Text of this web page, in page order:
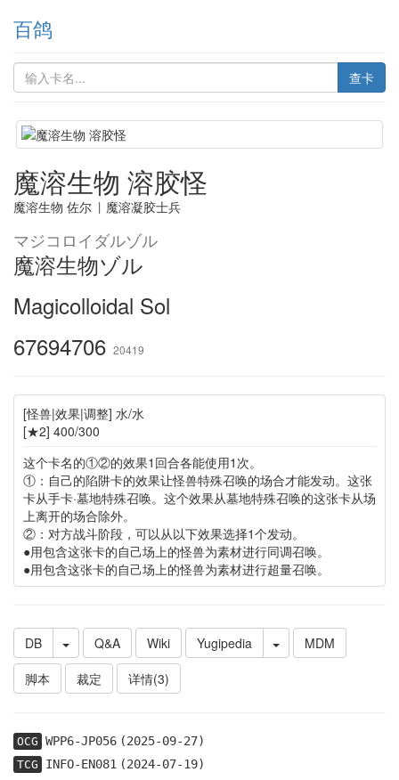
百鸽
查卡
魔溶生物 溶胶怪
魔溶生物 佐尔 | 魔溶凝胶士兵
マジコロイダルゾル
魔溶生物ゾル
Magicolloidal Sol
67694706 20419
[怪兽|效果|调整] 水/水
[★2] 400/300
这个卡名的①②的效果1回合各能使用1次。
①：自己的陷阱卡的效果让怪兽特殊召唤的场合才能发动。这张
卡从手卡·墓地特殊召唤。这个效果从墓地特殊召唤的这张卡从场
上离开的场合除外。
②：对方战斗阶段，可以从以下效果选择1个发动。
●用包含这张卡的自己场上的怪兽为素材进行同调召唤。
●用包含这张卡的自己场上的怪兽为素材进行超量召唤。
DB Q&A Wiki Yugipedia
MDM
脚本
裁定 详情(3)
OCG WPP6-JP056(2025-09-27)
TCG INFO-EN081(2024-07-19)